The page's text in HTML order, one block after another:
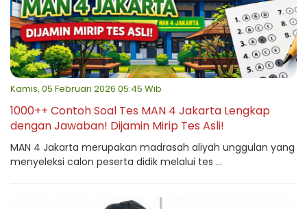
Kamis, 05 Februari 2026 05:45 Wib
1000++ Contoh Soal Tes MAN 4 Jakarta Lengkap
dengan Jawaban! Dijamin Mirip Tes Asli!
MAN 4 Jakarta merupakan madrasah aliyah unggulan yang
menyeleksi calon peserta didik melalui tes ...